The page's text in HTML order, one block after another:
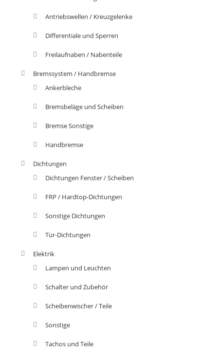
Antriebswellen / Kreuzgelenke
Differentiale und Sperren
Freilaufnaben / Nabenteile
Bremssystem / Handbremse
Ankerbleche
Bremsbeläge und Scheiben
Bremse Sonstige
Handbremse
Dichtungen
Dichtungen Fenster / Scheiben
FRP / Hardtop-Dichtungen
Sonstige Dichtungen
Tür-Dichtungen
Elektrik
Lampen und Leuchten
Schalter und Zubehör
Scheibenwischer / Teile
Sonstige
Tachos und Teile